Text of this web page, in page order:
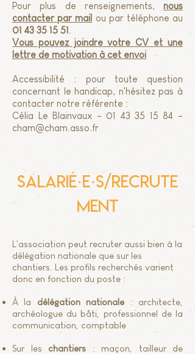
Pour plus de renseignements, nous
contacter par mail ou par téléphone au
01 43 35 15 51
Vous pouvez joindre votre CV et une
lettre de motivation à cet envoi
Accessibilité : pour toute question
concernant le handicap, n'hésitez pas à
contacter notre référente :
Célia Le Blainvaux - 01 43 35 15 84 -
cham@cham.asso.fr
salarié·e·s/RECRUTE
MENT
L'association peut recruter aussi bien à la
délégation nationale que sur les
chantiers. Les profils recherchés varient
donc en fonction du poste :
À la délégation nationale : architecte,
archéologue du bâti, professionnel de la
communication, comptable
Sur les chantiers : maçon, tailleur de